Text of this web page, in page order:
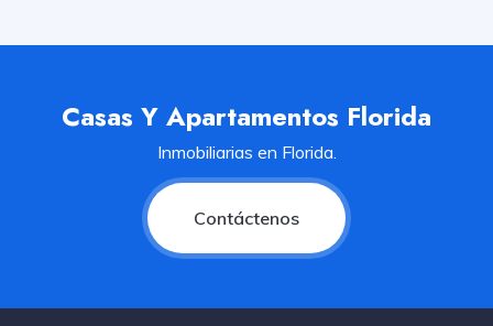
Casas Y Apartamentos Florida
Inmobiliarias en Florida.
Contáctenos